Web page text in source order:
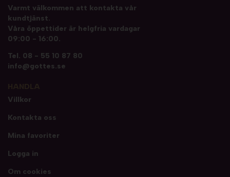
Varmt välkommen att kontakta vår
kundtjänst.
Våra öppettider är helgfria vardagar
09:00 - 16:00.
Tel. 08 - 55 10 87 80
info@gottes.se
Villkor
Kontakta oss
Mina favoriter
Logga in
Om cookies